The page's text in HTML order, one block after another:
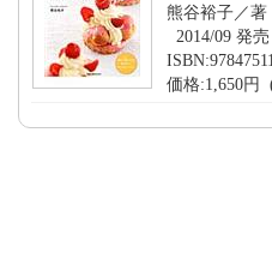
熊谷裕子／著
2014/09 発売
価格:1,650円